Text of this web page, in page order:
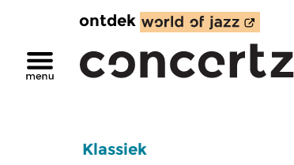
ontdek
Klassiek